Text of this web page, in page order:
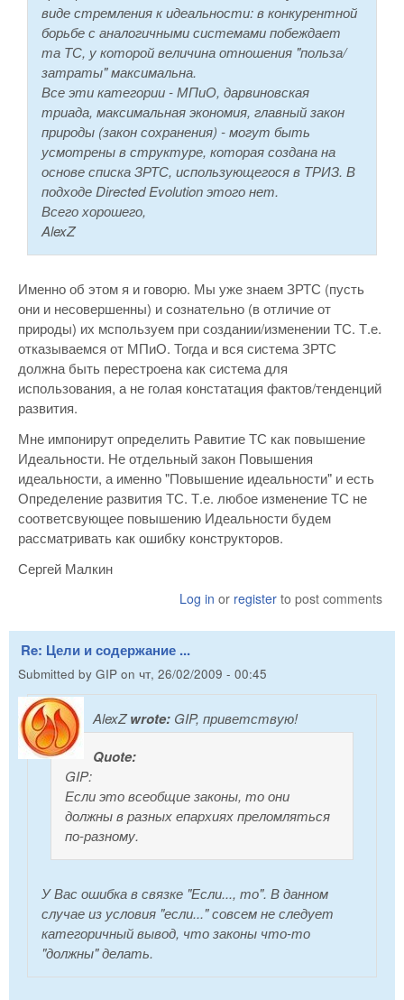
виде стремления к идеальности: в конкурентной
борьбе с аналогичными системами побеждает
та ТС, у которой величина отношения "польза/
затраты" максимальна.
Все эти категории - МПиО, дарвиновская
триада, максимальная экономия, главный закон
природы (закон сохранения) - могут быть
усмотрены в структуре, которая создана на
основе списка ЗРТС, использующегося в ТРИЗ. В
подходе Directed Evolution этого нет.
Всего хорошего,
AlexZ
Именно об этом я и говорю. Мы уже знаем ЗРТС (пусть
они и несовершенны) и сознательно (в отличие от
природы) их мспользуем при создании/изменении ТС. Т.е.
отказываемся от МПиО. Тогда и вся система ЗРТС
должна быть перестроена как система для
использования, а не голая констатация фактов/тенденций
развития.
Мне импонирут определить Равитие ТС как повышение
Идеальности. Не отдельный закон Повышения
идеальности, а именно "Повышение идеальности" и есть
Определение развития ТС. Т.е. любое изменение ТС не
соответсвующее повышению Идеальности будем
рассматривать как ошибку конструкторов.
Сергей Малкин
Log in or register to post comments
Re: Цели и содержание ...
Submitted by GIP on чт, 26/02/2009 - 00:45
AlexZwrote: GIP, приветствую!
Quote:
GIP:
Если это всеобщие законы, то они
должны в разных епархиях преломляться
по-разному.
У Вас ошибка в связке "Если..., то". В данном
случае из условия "если..." совсем не следует
категоричный вывод, что законы что-то
"должны" делать.